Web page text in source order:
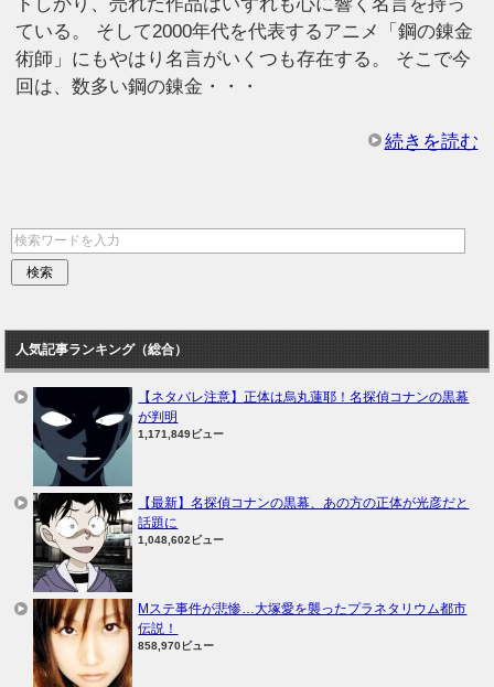
ている。 そして2000年代を代表するアニメ「鋼の錬金
術師」にもやはり名言がいくつも存在する。 そこで今
回は、数多い鋼の錬金・・・
続きを読む
人気記事ランキング（総合）
【ネタバレ注意】正体は烏丸蓮耶！名探偵コナンの黒幕
が判明
1,171,849ビュー
【最新】名探偵コナンの黒幕、あの方の正体が光彦だと
話題に
1,048,602ビュー
Mステ事件が悲惨…大塚愛を襲ったプラネタリウム都市
伝説！
858,970ビュー